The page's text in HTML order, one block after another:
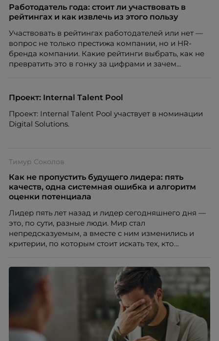
Работодатель года: стоит ли участвовать в
рейтингах и как извлечь из этого пользу
Участвовать в рейтингах работодателей или нет —
вопрос не только престижа компании, но и HR-
бренда компании. Какие рейтинги выбрать, как не
превратить это в гонку за цифрами и зачем
Чеснокова, HR-директор Right line.
Проект: Internal Talent Pool
Проект: Internal Talent Pool участвует в номинации
Digital Solutions.
Тимур Соколов
Как не пропустить будущего лидера: пять
качеств, одна системная ошибка и алгоритм
оценки потенциала
Лидер пять лет назад и лидер сегодняшнего дня —
это, по сути, разные люди. Мир стал
непредсказуемым, а вместе с ним изменились и
критерии, по которым стоит искать тех, кто
«свадебного генерала», почему стандартные
системы оценки часто упускают самых талантливых
людей и как выявить лидерский потенциал ещё до
того, как он проявится в цифрах KPI, рассказывает
Тимур Соколов, ключевой эксперт по
стратегическому развитию и формированию
культуры лидерства в организациях.